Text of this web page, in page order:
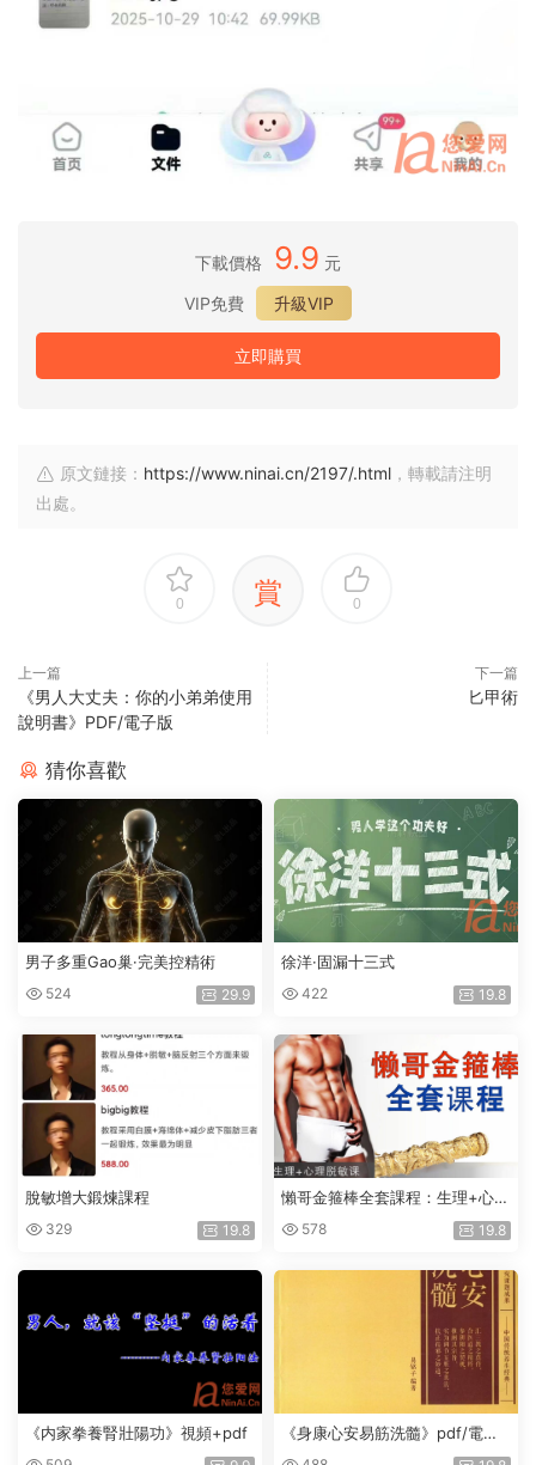
下載價格 9.9 元
VIP免費
升級VIP
立即購買
原文鏈接： https://www.ninai.cn/2197/.html ，轉載請注明
出處。
0 賞 0
上一篇
《男人大丈夫：你的小弟弟使用
說明書》PDF/電子版
下一篇
匕甲術
猜你喜歡
男子多重Gao巢·完美控精術
524 29.9
徐洋·固漏十三式
422 19.8
脫敏增大鍛煉課程
329 19.8
懶哥金箍棒全套課程：生理+心理
脫敏課
578 19.8
《内家拳養腎壯陽功》視頻+pdf
《身康心安易筋洗髓》pdf/電子
版